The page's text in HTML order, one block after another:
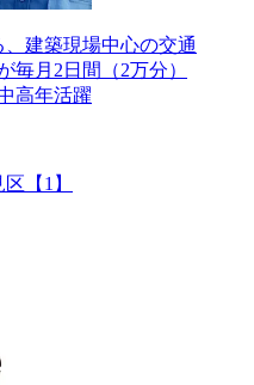
建築現場中心の交通
毎月2日間（2万分）
高年活躍
【1】